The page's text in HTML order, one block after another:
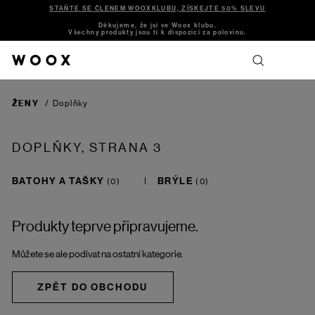
STAŇTE SE ČLENEM WOOXKLUBU, ZÍSKEJTE 50% SLEVU
Děkujeme, že jsi ve Woox klubu.
Všechny produkty jsou ti k dispozici za polovinu.
ŽENY / Doplňky
DOPLŇKY, STRANA 3
BATOHY A TAŠKY BRÝLE
Produkty teprve připravujeme.
Můžete se ale podívat na ostatní kategorie.
ZPĚT DO OBCHODU